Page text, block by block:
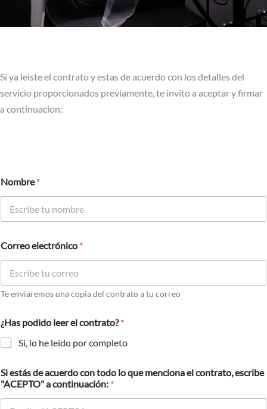
Si ya leiste el contrato y estas de acuerdo con los detalles del
servicio proporcionados previamente, te invito a aceptar y firmar
a continuacion:
Nombre*
Correo electrónico *
Te enviaremos una copia del contrato a tu correo
¿Has podido leer el contrato?*
Si, lo he leído por completo
Si estás de acuerdo con todo lo que menciona el contrato, escribe
"ACEPTO" a continuación: *